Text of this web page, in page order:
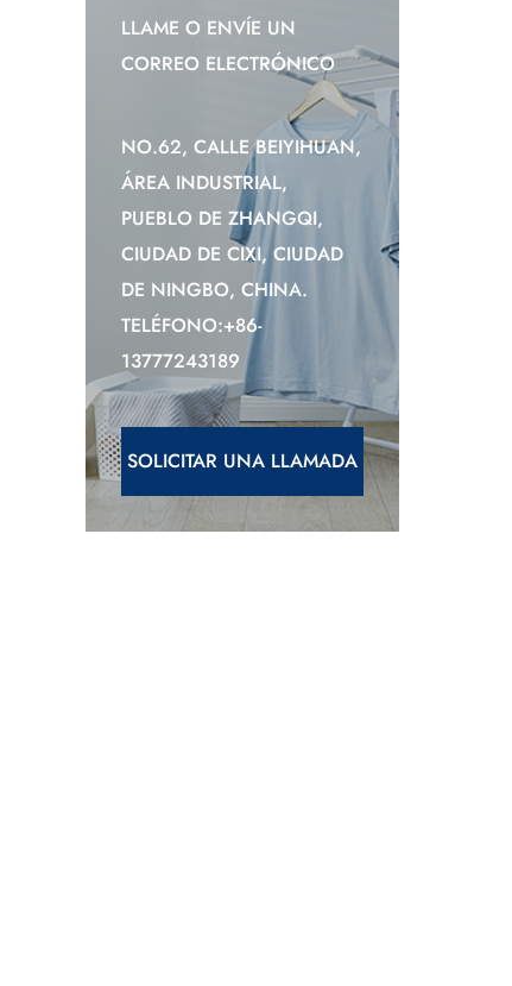
LLAME O ENVÍE UN
CORREO ELECTRÓNICO
NO.62, CALLE BEIYIHUAN,
ÁREA INDUSTRIAL,
PUEBLO DE ZHANGQI,
CIUDAD DE CIXI, CIUDAD
DE NINGBO, CHINA.
TELÉFONO:+86-
13777243189
SOLICITAR UNA LLAMADA